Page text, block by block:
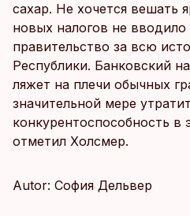
сахар. Не хочется вешать
новых налогов не
правительство за всю
Республики. Банковский
ляжет на плечи обычных
значительной мере утратит
конкурентоспособность в
отметил Холсмер.
Autor: София Дельвер